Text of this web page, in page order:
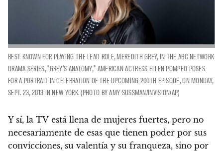
BEST KNOWN FOR PLAYING THE LEAD ROLE, MEREDITH GREY, IN THE ABC NETWORK
DRAMA SERIES, "GREY'S ANATOMY," AMERICAN ACTRESS ELLEN POMPEO POSES
FOR A PORTRAIT IN CELEBRATION OF THE UPCOMING 200TH EPISODE, ON MONDAY,
SEPT. 23, 2013 IN NEW YORK. (PHOTO BY AMY SUSSMAN/INVISION/AP)
Y sí, la TV está llena de mujeres fuertes, pero no
necesariamente de esas que tienen poder por sus
convicciones, su valentía y su franqueza, sino por